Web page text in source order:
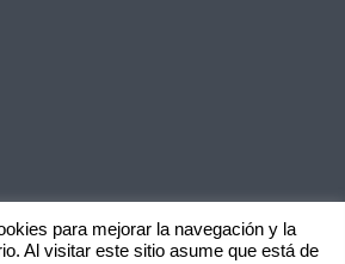
para mejorar la navegación y la
Al visitar este sitio asume que está de